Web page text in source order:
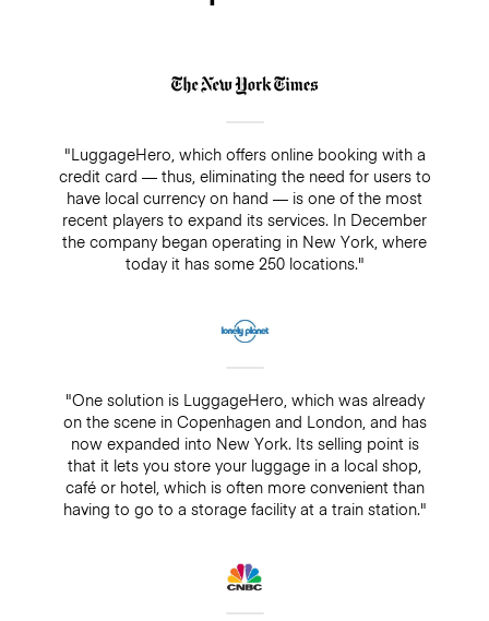
"LuggageHero, which offers online booking with a
credit card — thus, eliminating the need for users to
have local currency on hand — is one of the most
recent players to expand its services. In December
the company began operating in New York, where
today it has some 250 locations."
"One solution is LuggageHero, which was already
on the scene in Copenhagen and London, and has
now expanded into New York. Its selling point is
that it lets you store your luggage in a local shop,
café or hotel, which is often more convenient than
having to go to a storage facility at a train station."